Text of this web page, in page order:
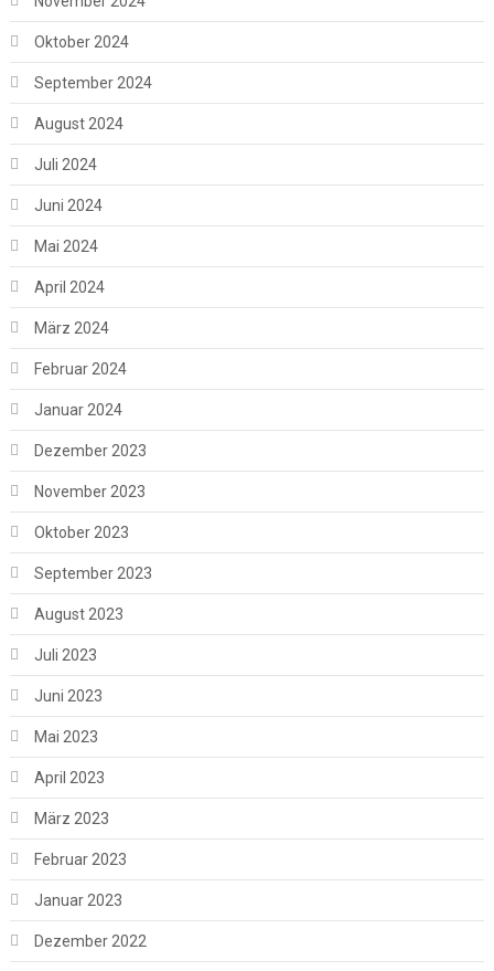
Oktober 2024
September 2024
August 2024
Juli 2024
Juni 2024
Mai 2024
April 2024
März 2024
Februar 2024
Januar 2024
Dezember 2023
November 2023
Oktober 2023
September 2023
August 2023
Juli 2023
Juni 2023
Mai 2023
April 2023
März 2023
Februar 2023
Januar 2023
Dezember 2022